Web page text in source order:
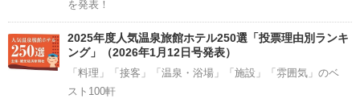
を発表！
2025年度人気温泉旅館ホテル250選「投票理由別ランキ
ング」（2026年1月12日号発表）
「料理」「接客」「温泉・浴場」「施設」「雰囲気」のベ
スト100軒